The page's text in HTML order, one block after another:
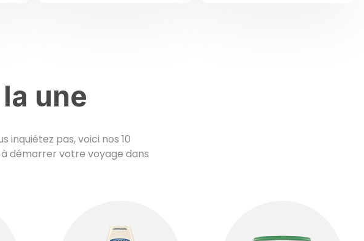
une
inquiétez pas, voici nos 10
démarrer votre voyage dans